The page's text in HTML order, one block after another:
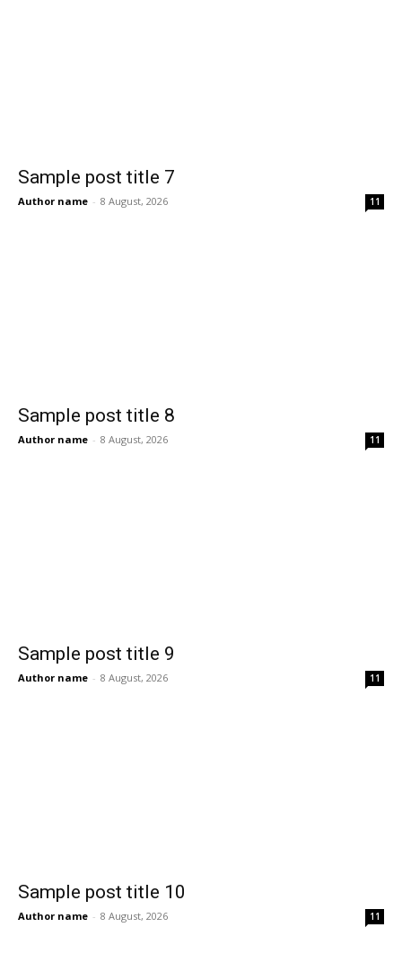
Sample post title 7
Author name - 8 August, 2026 11
Sample post title 8
Author name - 8 August, 2026 11
Sample post title 9
Author name - 8 August, 2026 11
Sample post title 10
Author name - 8 August, 2026 11